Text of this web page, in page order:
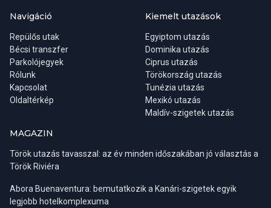
Misszióvezető:
Telefon:
- Munkaidőn belül +34-91-413-9850, +34-91-413-4137
- Munkaidőn túl, vészhelyzeti, ügyeleti számok
+36-80-36-80-36.
E-mail:
Honlap:https://madrid.mfa.gov.hu/
Navigáció
Repülős utak
Bécsi transzfer
Parkolójegyek
Rólunk
Kapcsolat
Oldaltérkép
Kiemelt utazások
Egyiptom utazás
Dominika utazás
Ciprus utazás
Törökország utazás
Tunézia utazás
Mexikó utazás
Maldív-szigetek utazás
MAGAZIN
Török utazás tavasszal: az év minden időszakában jó választás a
Török Riviéra
Abora Buenaventura: bemutatkozik a Kanári-szigetek egyik
legjobb hotelkomplexuma